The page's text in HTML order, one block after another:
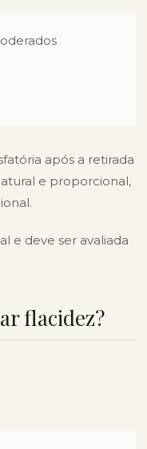
após a retirada
e proporcional,
e deve ser avaliada
flacidez?